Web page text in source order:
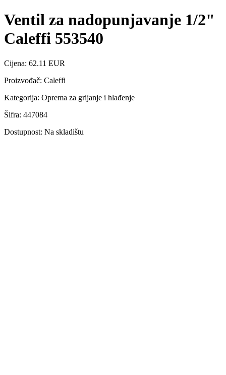
Ventil za nadopunjavanje 1/2"
Caleffi 553540
Cijena: 62.11 EUR
Proizvođač: Caleffi
Kategorija: Oprema za grijanje i hlađenje
Šifra: 447084
Dostupnost: Na skladištu